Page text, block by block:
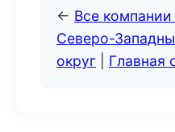
← Все компании
Северо-
округ
Главная